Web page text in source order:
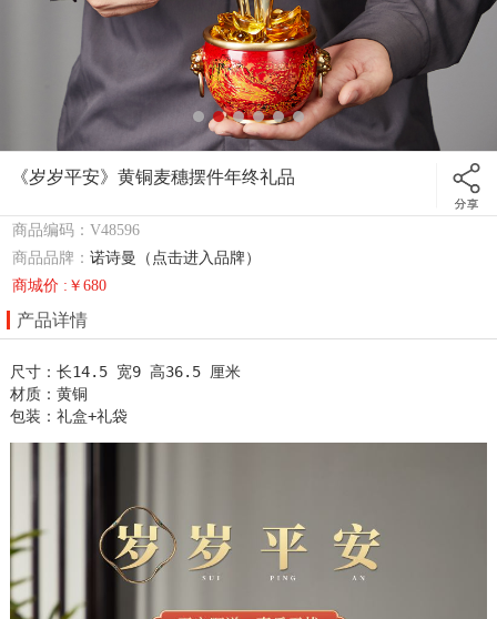
《岁岁平安》黄铜麦穗摆件年终礼品
商品编码：V48596
商品品牌：诺诗曼（点击进入品牌）
商城价 :￥680
产品详情
尺寸：长14.5 宽9 高36.5 厘米
材质：黄铜
包装：礼盒+礼袋